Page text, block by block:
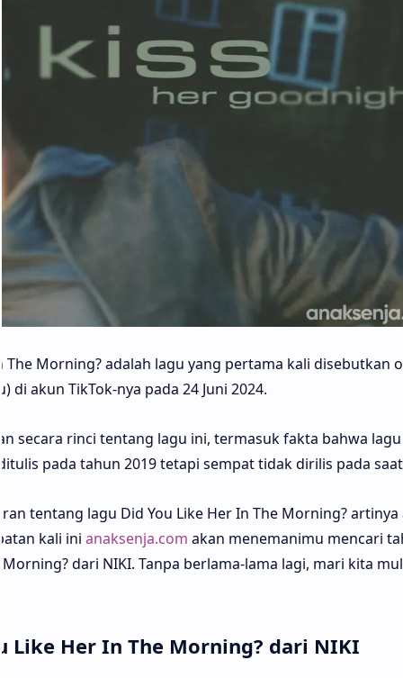
The Morning? adalah lagu yang pertama kali disebutkan
di akun TikTok-nya pada 24 Juni 2024.
secara rinci tentang lagu ini, termasuk fakta bahwa
pada tahun 2019 tetapi sempat tidak dirilis pada
tentang lagu Did You Like Her In The Morning? artinya
kali ini anaksenja.com akan menemanimu mencari
Morning? dari NIKI. Tanpa berlama-lama lagi, mari kita
Like Her In The Morning? dari NIKI